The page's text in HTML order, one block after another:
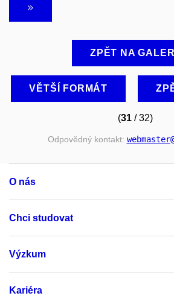
ZPĚT NA
VĚTŠÍ FORMÁT
(31 / 32)
Odpovědný kontakt: webmaster
O nás
Chci studovat
Výzkum
Kariéra